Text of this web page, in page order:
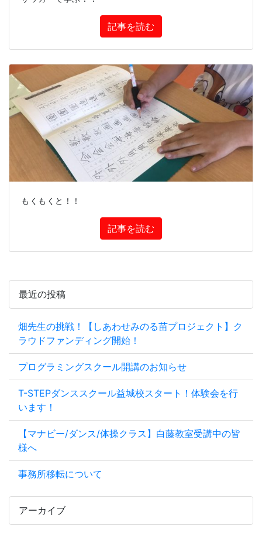
記事を読む
もくもくと！！
記事を読む
最近の投稿
畑先生の挑戦！【しあわせみのる苗プロジェクト】ク
ラウドファンディング開始！
プログラミングスクール開講のお知らせ
T-STEPダンススクール益城校スタート！体験会を行
います！
【マナビー/ダンス/体操クラス】白藤教室受講中の皆
様へ
事務所移転について
アーカイブ